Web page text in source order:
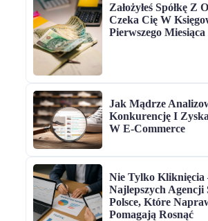
Założyłeś Spółkę Z
Czeka Cię W
Pierwszego Miesiąca
Jak Mądrze
Konkurencję I
W E‑commerce
Nie Tylko Kliknięcia
Najlepszych Agencji
Polsce, Które
Pomagają Rosnąć